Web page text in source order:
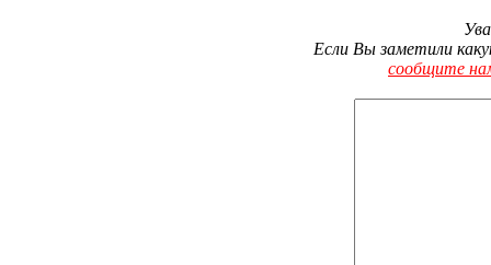
Если Вы заметили
сообщите